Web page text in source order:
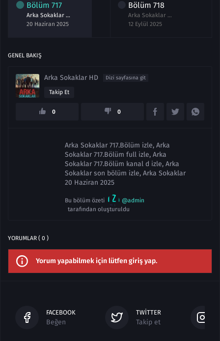
Bölüm 717
Arka Sokaklar 717.Bölüm Sezon Finali izle
20 Haziran 2025
Bölüm 718
Arka Sokaklar 718.Bölüm izle
12 Eylül 2025
GENEL BAKIŞ
Arka Sokaklar HD Dizi sayfasına git
Takip Et
0 0
Arka Sokaklar 717.Bölüm izle, Arka
Sokaklar 717.Bölüm full izle, Arka
Sokaklar 717.Bölüm kanal d izle, Arka
Sokaklar son bölüm izle, Arka Sokaklar
20 Haziran 2025
Bu bölüm özeti
@admin
tarafından oluşturuldu
YORUMLAR ( 0 )
Yorum yapabilmek için lütfen giriş yap.
FACEBOOK
Beğen
TWITTER
Takip et